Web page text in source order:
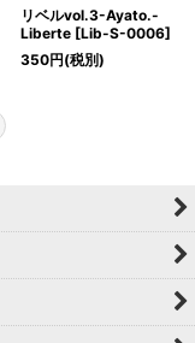
リベルvol.3-Ayato.-
Liberte [Lib-S-0006]
350円(税別)